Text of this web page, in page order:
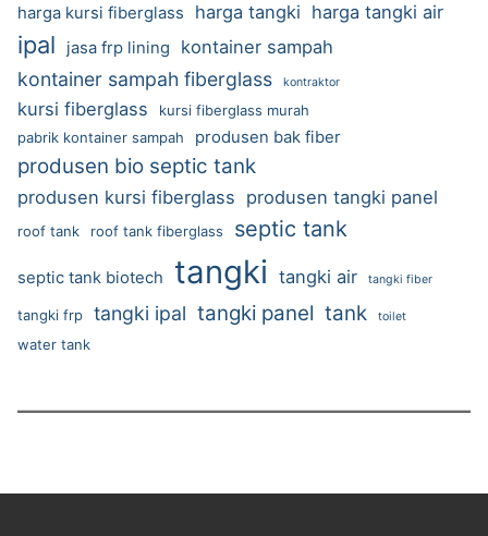
harga kursi fiberglass
harga tangki harga tangki air
ipal jasa frp lining kontainer sampah
kontainer sampah fiberglass kontraktor
kursi fiberglass
kursi fiberglass murah
pabrik kontainer sampah
produsen bak fiber
produsen bio septic tank
produsen kursi fiberglass produsen tangki panel
roof tank roof tank fiberglass septic tank
septic tank biotech tangki tangki air tangki fiber
tangki frp tangki ipal tangki panel tank toilet
water tank